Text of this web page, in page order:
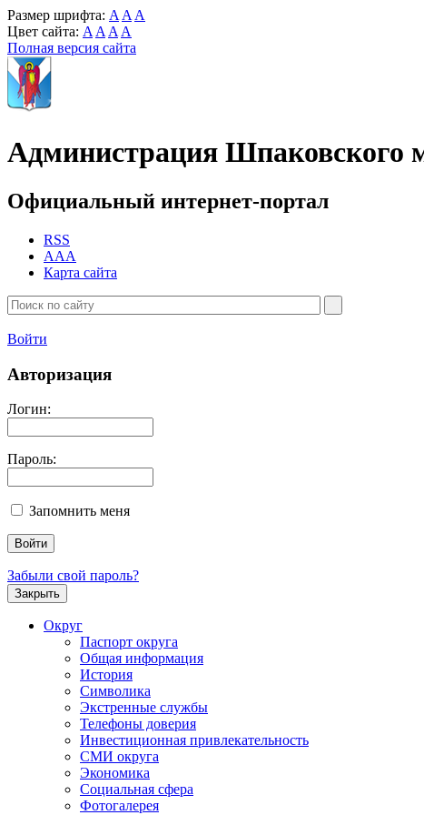
Размер шрифта: A A A
Цвет сайта: A A A A
Полная версия сайта
Администрация Шпаковского
Официальный интернет-портал
RSS
AAA
Карта сайта
Войти
Авторизация
Логин:
Пароль:
Запомнить меня
Забыли свой пароль?
Закрыть
Округ
Паспорт округа
Общая информация
История
Символика
Экстренные службы
Телефоны доверия
Инвестиционная привлекательность
СМИ округа
Экономика
Социальная сфера
Фотогалерея